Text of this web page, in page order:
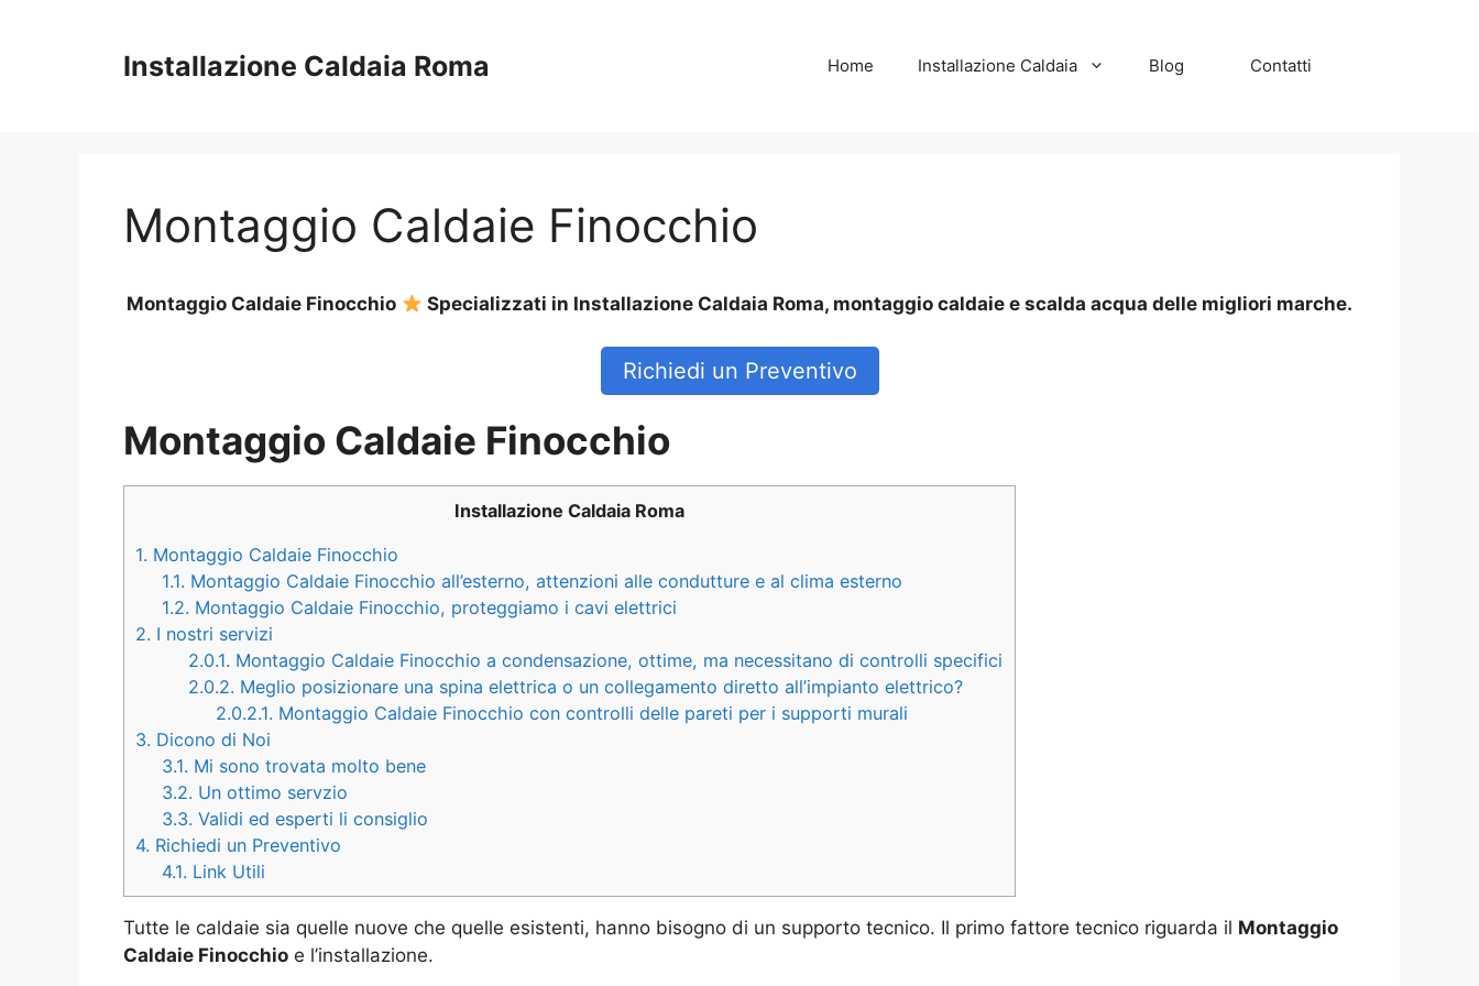
Installazione Caldaia Roma Home Installazione Caldaia Blog Contatti
Montaggio Caldaie Finocchio
Montaggio Caldaie Finocchio Specializzati in Installazione Caldaia Roma, montaggio caldaie e scalda acqua delle migliori marche.
Richiedi un Preventivo
Montaggio Caldaie Finocchio
Installazione Caldaia Roma
1. Montaggio Caldaie Finocchio
1.1. Montaggio Caldaie Finocchio all’esterno, attenzioni alle condutture e al clima esterno
1.2. Montaggio Caldaie Finocchio, proteggiamo i cavi elettrici
2. I nostri servizi
2.0.1. Montaggio Caldaie Finocchio a condensazione, ottime, ma necessitano di controlli specifici
2.0.2. Meglio posizionare una spina elettrica o un collegamento diretto all’impianto elettrico?
2.0.2.1. Montaggio Caldaie Finocchio con controlli delle pareti per i supporti murali
3. Dicono di Noi
3.1. Mi sono trovata molto bene
3.2. Un ottimo servzio
3.3. Validi ed esperti li consiglio
4. Richiedi un Preventivo
4.1. Link Utili
Tutte le caldaie sia quelle nuove che quelle esistenti, hanno bisogno di un supporto tecnico. Il primo fattore tecnico riguarda il Montaggio
Caldaie Finocchio e l’installazione.